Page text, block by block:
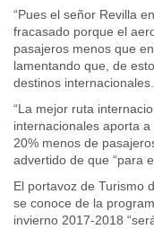
“Pues el señor Revilla
fracasado porque el
pasajeros menos que
lamentando que, de
destinos internacionales.
“La mejor ruta
internacionales aporta
20% menos de
advertido de que “para
El portavoz de Turismo
se conoce de la
invierno 2017-2018